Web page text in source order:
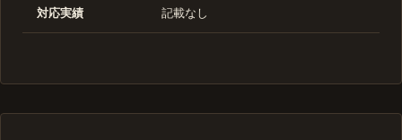
対応実績 記載なし